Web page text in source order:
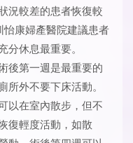
況較差的患者恢復較
康婦產醫院建議患者
休息最重要。
後第一週是最重要的
外不要下床活動。
以在室內散步，但不
復輕度活動，如散